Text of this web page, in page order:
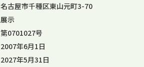
名古屋市千種区東山元町3-70
展示
第0701027号
2007年6月1日
2027年5月31日